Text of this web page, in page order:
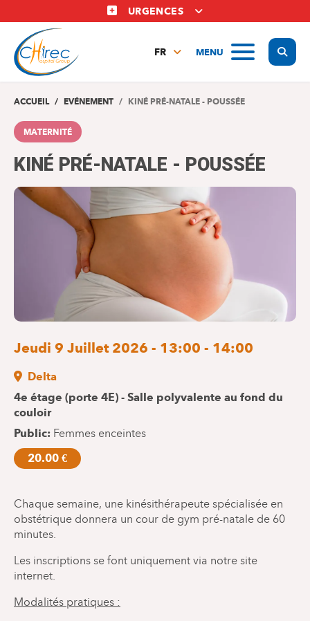
au
contenu
principal
URGENCES
MENU
FR
EN
ACCUEIL EVÉNEMENT KINÉ PRÉ-NATALE - POUSSÉE
MATERNITÉ
KINÉ PRÉ-NATALE - POUSSÉE
Jeudi 9 Juillet 2026 - 13:00 - 14:00
Delta
4e étage (porte 4E) - Salle polyvalente au fond du
couloir
Public Femmes enceintes
20.00 €
Chaque semaine, une kinésithérapeute spécialisée en
obstétrique donnera un cour de gym pré-natale de 60
minutes.
Les inscriptions se font uniquement via notre site
internet.
Modalités pratiques :